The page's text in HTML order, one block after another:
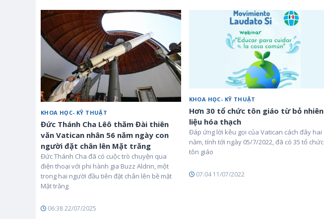
KHOA HỌC- KỸ THUẬT
Đức Thánh Cha Lêô thăm Đài thiên
văn Vatican nhân 56 năm ngày con
người đặt chân lên Mặt trăng
Đức Thánh Cha đã có cuộc trò chuyện qua
điện thoại với phi hành gia Buzz Aldrin, một
trong hai người đầu tiên đặt chân lên bề mặt
Mặt trăng
06:38 22/07/2025
KHOA HỌC- KỸ THUẬT
Hơn 30 tổ chức tôn giáo từ bỏ nhiên
liệu hóa thạch
Đáp ứng lời kêu gọi của Vatican cách đây hai
năm, tính tới ngày 05/7/2022, đã có 35 tổ chức
tôn giáo
07:04 11/07/2022